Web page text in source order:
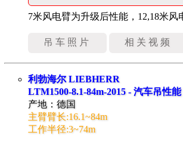
7米风电臂为升级后性能，12,18米风
吊车照片 相关视频
利勃海尔 LIEBHERR
LTM1500-8.1-84m-2015 - 汽车吊性能
产地：德国
主臂臂长:16.1~84m
工作半径:3~74m